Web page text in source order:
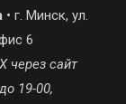
• г. Минск, ул.
6
через сайт
19-00,